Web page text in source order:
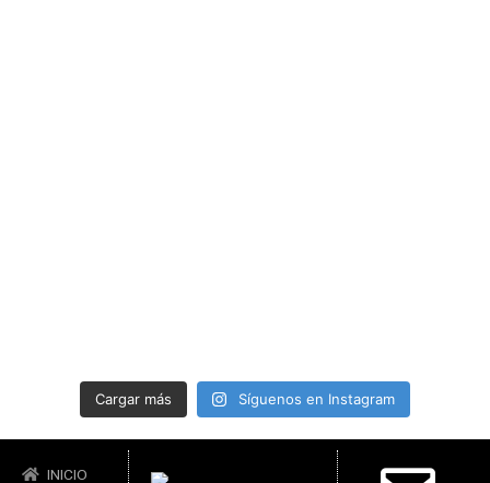
Cargar más Síguenos en Instagram
INICIO